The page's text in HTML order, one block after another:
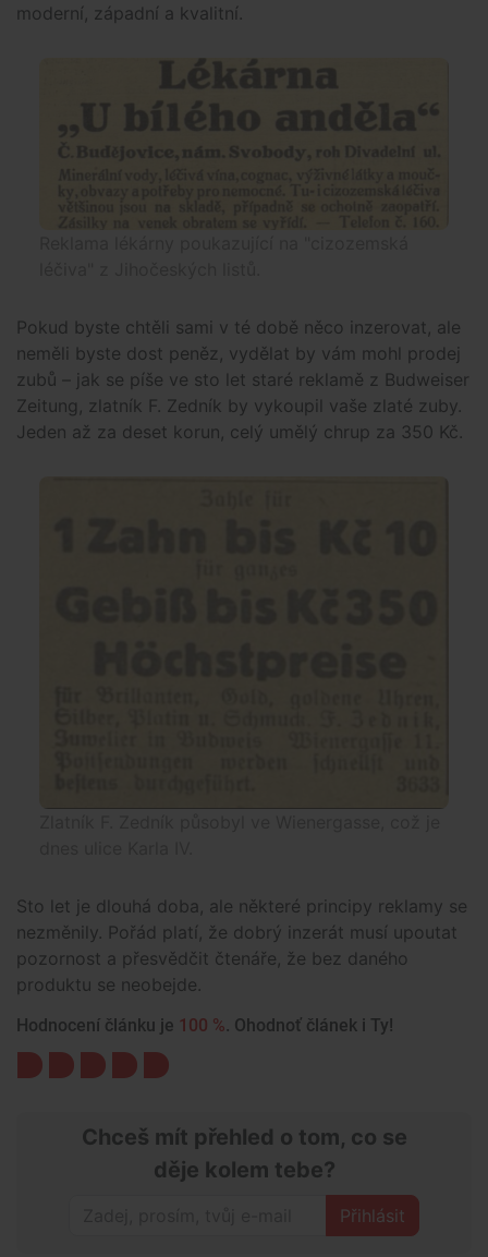
moderní, západní a kvalitní.
Pokud byste chtěli sami v té době něco inzerovat, ale
neměli byste dost peněz, vydělat by vám mohl prodej
zubů – jak se píše ve sto let staré reklamě z Budweiser
Zeitung, zlatník F. Zedník by vykoupil vaše zlaté zuby.
Jeden až za deset korun, celý umělý chrup za 350 Kč.
Sto let je dlouhá doba, ale některé principy reklamy se
nezměnily. Pořád platí, že dobrý inzerát musí upoutat
pozornost a přesvědčit čtenáře, že bez daného
produktu se neobejde.
Hodnocení článku je 100 %. Ohodnoť článek i Ty!
Chceš mít přehled o tom, co se
děje kolem tebe?
Přihlásit